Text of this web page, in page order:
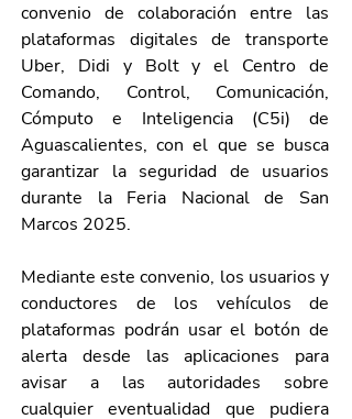
convenio de colaboración entre las
plataformas digitales de transporte
Uber, Didi y Bolt y el Centro de
Comando, Control, Comunicación,
Cómputo e Inteligencia (C5i) de
Aguascalientes, con el que se busca
garantizar la seguridad de usuarios
durante la Feria Nacional de San
Marcos 2025.
Mediante este convenio, los usuarios y
conductores de los vehículos de
plataformas podrán usar el botón de
alerta desde las aplicaciones para
avisar a las autoridades sobre
cualquier eventualidad que pudiera